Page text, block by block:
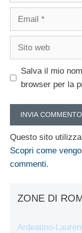
Email
Sito
Salva il mio
browser per la
Questo sito
Scopri come
commenti.
ZONE DI
Ardeatino-